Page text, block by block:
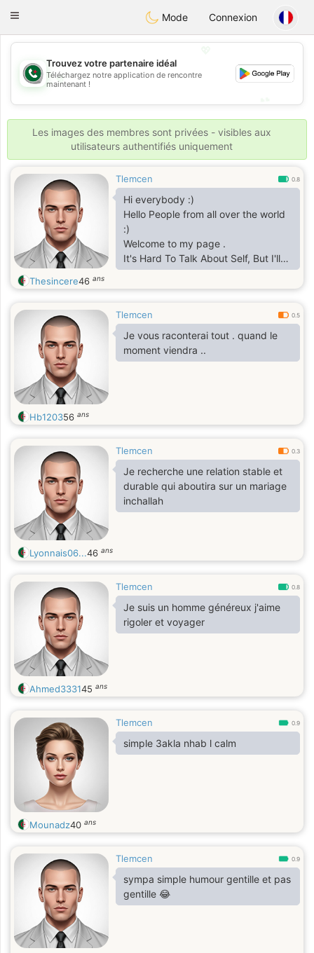
Weshrak
Toggle
Mode Connexion
💖
💕
Trouvez votre partenaire idéal
Téléchargez notre application de rencontre
maintenant !
Les images des membres sont privées - visibles aux
utilisateurs authentifiés uniquement
Tlemcen 0.8
Hi everybody :)
Hello People from all over the world
:)
Welcome to my page .
It's Hard To Talk About Self, But I'll
try To Give An Idea, Well - I'm just
here For serious marriage
modest, spontaneous, respectful,
quiet, nice, cultured, I'm easy to
open live, engaging, attentive with a
great sense of sharing, big heart
Thesincere46 ans
Tlemcen 0.5
Je vous raconterai tout . quand le
moment viendra ..
Hb120356 ans
Tlemcen 0.3
Je recherche une relation stable et
durable qui aboutira sur un mariage
inchallah
Lyonnais06...46 ans
Tlemcen 0.8
Je suis un homme généreux j'aime
rigoler et voyager
Ahmed333145 ans
Tlemcen 0.9
simple 3akla nhab l calm
Mounadz40 ans
Tlemcen 0.9
sympa simple humour gentille et pas
gentille 😂